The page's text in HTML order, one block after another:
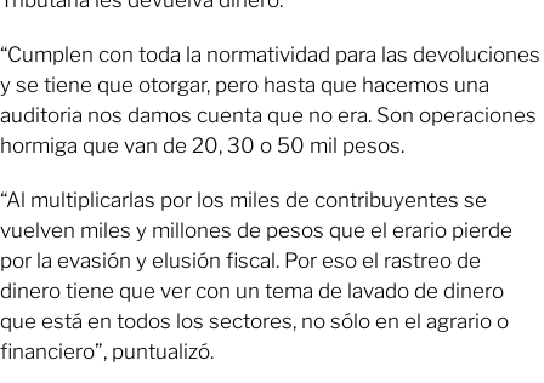
“Cumplen con toda la normatividad para las devoluciones
y se tiene que otorgar, pero hasta que hacemos una
auditoria nos damos cuenta que no era. Son operaciones
hormiga que van de 20, 30 o 50 mil pesos.
“Al multiplicarlas por los miles de contribuyentes se
vuelven miles y millones de pesos que el erario pierde
por la evasión y elusión fiscal. Por eso el rastreo de
dinero tiene que ver con un tema de lavado de dinero
que está en todos los sectores, no sólo en el agrario o
financiero”, puntualizó.